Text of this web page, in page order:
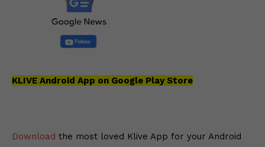
KLIVE Android App on Google Play Store
Download the most loved Klive App for your Android